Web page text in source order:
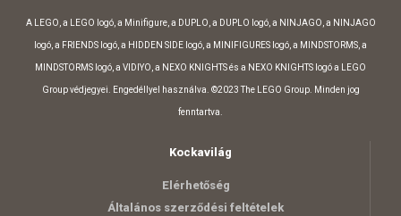
A LEGO, a LEGO logó, a Minifigure, a DUPLO, a DUPLO logó, a NINJAGO, a NINJAGO
logó, a FRIENDS logó, a HIDDEN SIDE logó, a MINIFIGURES logó, a MINDSTORMS, a
MINDSTORMS logó, a VIDIYO, a NEXO KNIGHTS és a NEXO KNIGHTS logó a LEGO
Group védjegyei. Engedéllyel használva. ©2023 The LEGO Group. Minden jog
fenntartva.
Kockavilág
Elérhetőség
Általános szerződési feltételek